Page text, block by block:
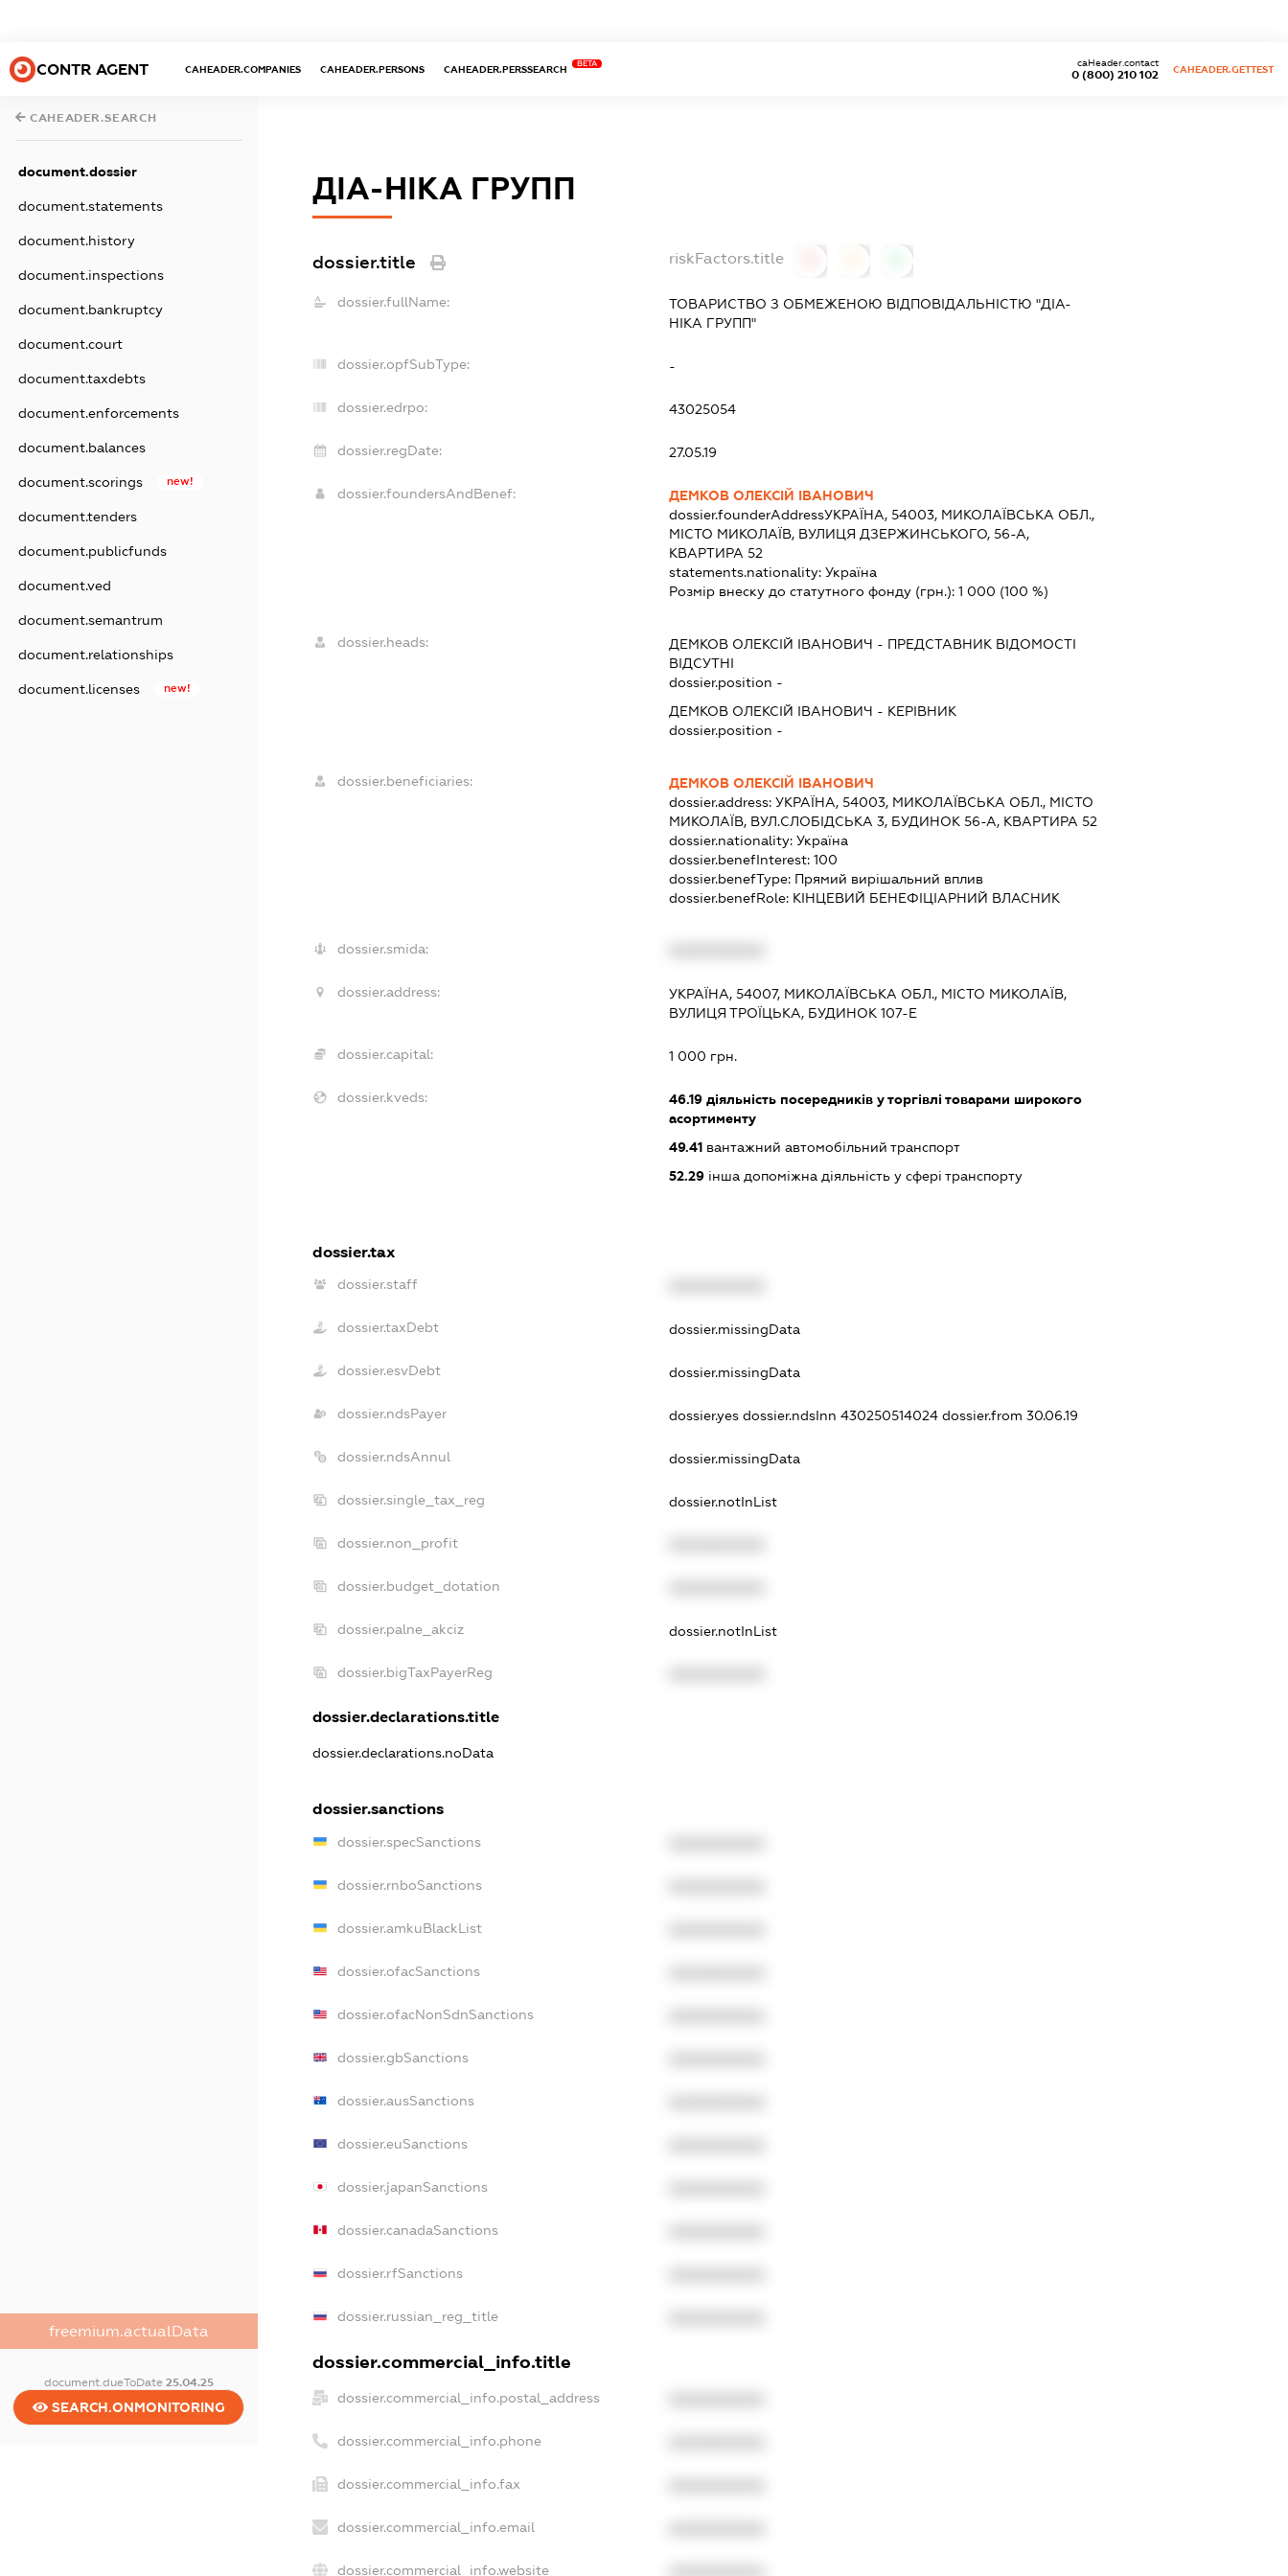
CONTR AGENT CAHEADER.COMPANIES CAHEADER.PERSONS CAHEADER.PERSSEARCH
BETA
0 (800) 210 102
caHeader.contact
CAHEADER.GETTEST
CAHEADER.SEARCH
document.dossier
document.statements
document.history
document.inspections
document.bankruptcy
document.court
document.taxdebts
document.enforcements
document.balances
document.scorings new!
document.tenders
document.publicfunds
document.ved
document.semantrum
document.relationships
document.licenses new!
freemium.actualData
document.dueToDate 25.04.25
SEARCH.ONMONITORING
ДІА-НІКА ГРУПП
dossier.title riskFactors.title
dossier.fullName:
ТОВАРИСТВО З ОБМЕЖЕНОЮ ВІДПОВІДАЛЬНІСТЮ "ДІА-
НІКА ГРУПП"
dossier.opfSubType: -
dossier.edrpo: 43025054
dossier.regDate: 27.05.19
dossier.foundersAndBenef:
ДЕМКОВ ОЛЕКСІЙ ІВАНОВИЧ
dossier.founderAddressУКРАЇНА, 54003, МИКОЛАЇВСЬКА ОБЛ.,
МІСТО МИКОЛАЇВ, ВУЛИЦЯ ДЗЕРЖИНСЬКОГО, 56-А,
КВАРТИРА 52
statements.nationality: Україна
Розмір внеску до статутного фонду (грн.): 1 000 (100 %)
dossier.heads: ДЕМКОВ ОЛЕКСІЙ ІВАНОВИЧ - ПРЕДСТАВНИК ВІДОМОСТІ
ВІДСУТНІ
dossier.position -
ДЕМКОВ ОЛЕКСІЙ ІВАНОВИЧ - КЕРІВНИК
dossier.position -
dossier.beneficiaries:
ДЕМКОВ ОЛЕКСІЙ ІВАНОВИЧ
dossier.address: УКРАЇНА, 54003, МИКОЛАЇВСЬКА ОБЛ., МІСТО
МИКОЛАЇВ, ВУЛ.СЛОБІДСЬКА 3, БУДИНОК 56-А, КВАРТИРА 52
dossier.nationality: Україна
dossier.benefInterest: 100
dossier.benefType: Прямий вирішальний вплив
dossier.benefRole: КІНЦЕВИЙ БЕНЕФІЦІАРНИЙ ВЛАСНИК
dossier.smida:
dossier.address:
УКРАЇНА, 54007, МИКОЛАЇВСЬКА ОБЛ., МІСТО МИКОЛАЇВ,
ВУЛИЦЯ ТРОЇЦЬКА, БУДИНОК 107-Е
dossier.capital: 1 000 грн.
dossier.kveds: 46.19діяльність посередників у торгівлі товарами широкого
асортименту
49.41вантажний автомобільний транспорт
52.29інша допоміжна діяльність у сфері транспорту
dossier.tax
dossier.staff
dossier.taxDebt dossier.missingData
dossier.esvDebt dossier.missingData
dossier.ndsPayer dossier.yes dossier.ndsInn 430250514024 dossier.from 30.06.19
dossier.ndsAnnul dossier.missingData
dossier.single_tax_reg dossier.notInList
dossier.non_profit
dossier.budget_dotation
dossier.palne_akciz dossier.notInList
dossier.bigTaxPayerReg
dossier.declarations.title
dossier.declarations.noData
dossier.sanctions
dossier.specSanctions
dossier.rnboSanctions
dossier.amkuBlackList
dossier.ofacSanctions
dossier.ofacNonSdnSanctions
dossier.gbSanctions
dossier.ausSanctions
dossier.euSanctions
dossier.japanSanctions
dossier.canadaSanctions
dossier.rfSanctions
dossier.russian_reg_title
dossier.commercial_info.title
dossier.commercial_info.postal_address
dossier.commercial_info.phone
dossier.commercial_info.fax
dossier.commercial_info.email
dossier.commercial_info.website